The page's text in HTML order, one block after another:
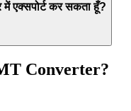
एक्सपोर्ट कर सकता हूँ?
Converter?